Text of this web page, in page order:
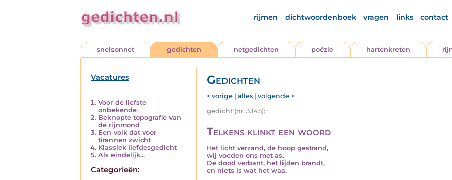
rijmen dichtwoordenboek vragen links contact
snelsonnet gedichten netgedichten poëzie hartenkreten
Vacatures
Voor de liefste
onbekende
Beknopte topografie van
de rijnmond
Een volk dat voor
tirannen zwicht
Klassiek liefdesgedicht
Als eindelijk...
Categorieën:
Gedichten
< vorige| alles| volgende >
gedicht (nr. 3.145):
Telkens klinkt een woord
Het licht verzand, de hoop gestrand,
wij voeden ons met as.
De dood verbant, het lijden brandt,
en niets is wat het was.